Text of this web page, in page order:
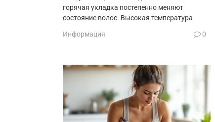
горячая укладка постепенно меняют
состояние волос. Высокая температура
Информация 0